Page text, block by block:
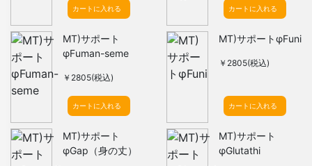
カートに入れる カートに入れる
MT)サポート
φFuman-seme
￥2805(税込)
カートに入れる
MT)サポートφFuni
￥2805(税込)
カートに入れる
MT)サポート
φGap（身の丈）
MT)サポート
φGlutathi